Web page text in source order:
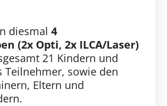
diesmal 4
(2x Opti, 2x ILCA/Laser)
21 Kindern und
Teilnehmer, sowie den
Eltern und